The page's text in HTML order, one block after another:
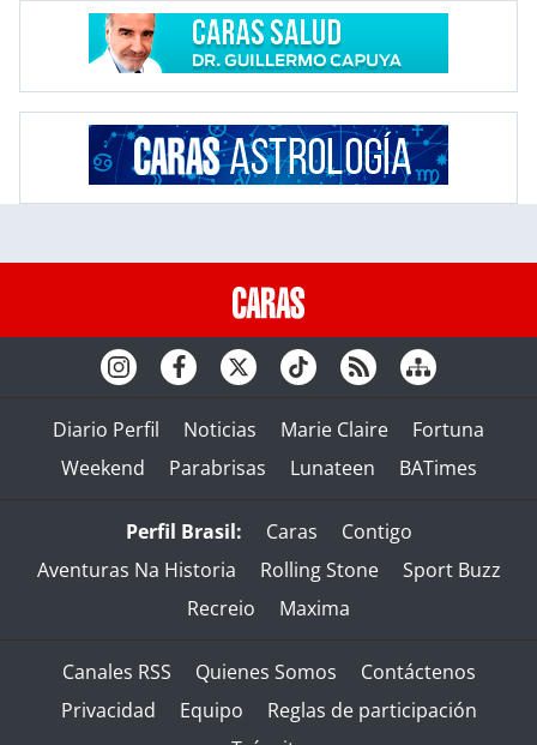
Diario Perfil Noticias Marie Claire
Fortuna
Weekend
Parabrisas Lunateen BATimes
Perfil Brasil: Caras
Contigo
Aventuras Na Historia
Rolling Stone
Sport Buzz
Recreio
Maxima
Canales RSS Quienes Somos
Contáctenos
Privacidad
Equipo
Reglas de participación